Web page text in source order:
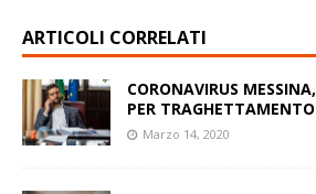
ARTICOLI CORRELATI
CORONAVIRUS
PER
Marzo 14, 2020